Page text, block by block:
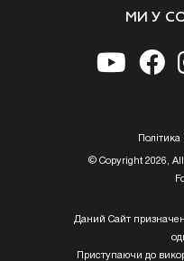
МИ У
© Copyright 2026,
Даний Сайт
Приступаючи до